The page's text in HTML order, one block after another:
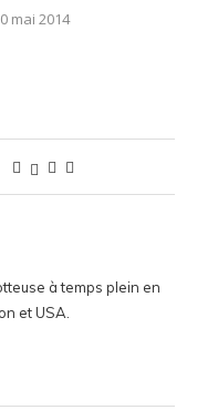
mai 2014
à temps plein en
et USA.